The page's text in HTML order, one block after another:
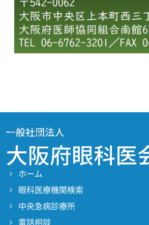
ホーム
眼科医療機関検索
中央急病診療所
電話相談